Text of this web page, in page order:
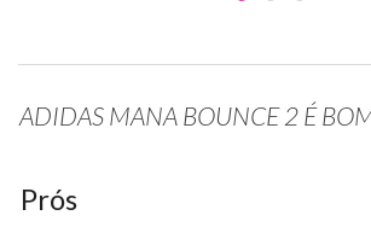
ADIDAS MANA BOUNCE 2 É
Prós